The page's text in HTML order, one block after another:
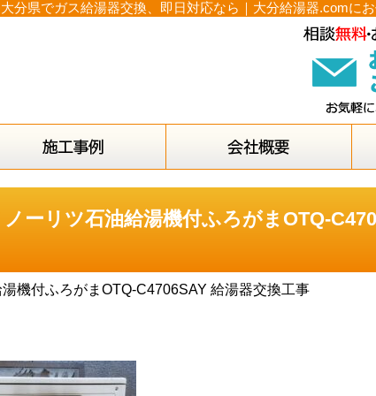
県でガス給湯器交換、即日対応なら｜大分給湯器.comにお
ーリツ石油給湯機付ふろがまOTQ-
機付ふろがまOTQ-C4706SAY 給湯器交換工事